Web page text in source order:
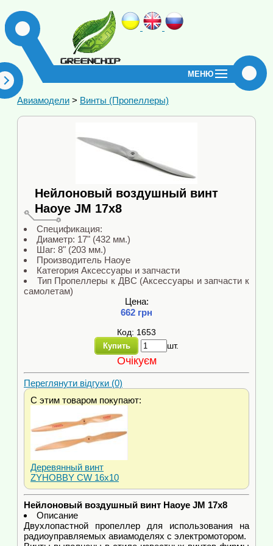
МЕНЮ
Авиамодели > Винты (Пропеллеры)
Нейлоновый воздушный винт
Haoye JM 17х8
Спецификация:
Диаметр: 17" (432 мм.)
Шаг: 8" (203 мм.)
Производитель Haoye
Категория Аксессуары и запчасти
Тип Пропеллеры к ДВС (Аксессуары и запчасти к
самолетам)
Цена:
662 грн
Код: 1653
Купить шт.
Очікуєм
Переглянути відгуки (0)
С этим товаром покупают:
Деревянный винт
ZYHOBBY CW 16x10
Нейлоновый воздушный винт Haoye JM 17х8
Описание
Двухлопастной пропеллер для использования на
радиоуправляемых авиамоделях с электромотором.